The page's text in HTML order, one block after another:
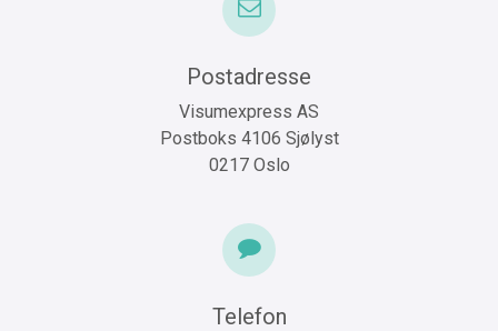
Postadresse
Visumexpress AS
Postboks 4106 Sjølyst
0217 Oslo
Telefon